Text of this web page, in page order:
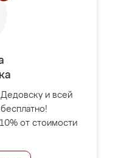
и всей
от стоимости